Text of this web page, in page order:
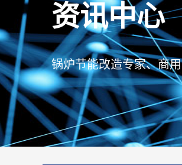
资讯中心
锅炉节能改造专家、商